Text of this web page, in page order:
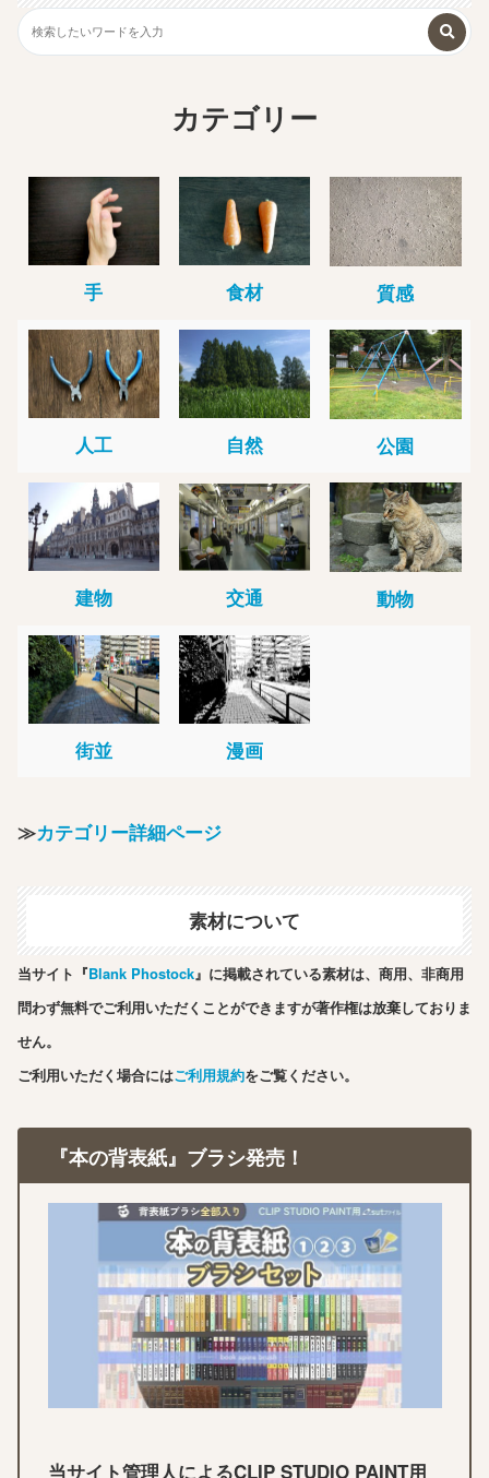
カテゴリー
手 食材 質感
人工 自然 公園
建物 交通 動物
街並 漫画
≫カテゴリー詳細ページ
素材について
当サイト『Blank Phostock』に掲載されている素材は、商用、非商用
問わず無料でご利用いただくことができますが著作権は放棄しておりま
せん。
ご利用いただく場合にはご利用規約をご覧ください。
『本の背表紙』ブラシ発売！
当サイト管理人によるCLIP STUDIO PAINT用